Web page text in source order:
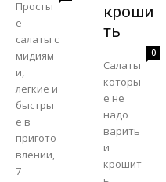
Просты
е
салаты с
мидиям
и,
легкие и
быстры
е в
пригото
влении,
7
кроши
ть
0
Салаты
которы
е не
надо
варить
и
крошит